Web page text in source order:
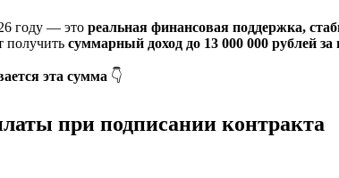
году — это реальная финансовая поддержка,
получить суммарный доход до 13 000 000 рублей за
эта сумма 👇
при подписании контракта